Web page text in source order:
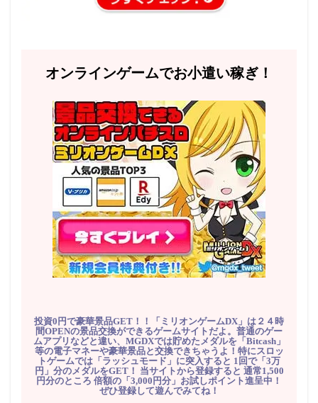
オンラインゲームでお小遣い稼ぎ！
投資0円で豪華景品GET！！「ミリオンゲームDX」は２４時
間OPENの景品交換ができるゲームサイトだよ。普通のゲー
ムアプリなどと違い、MGDXでは貯めたメダルを「Bitcash」
等の電子マネーや豪華景品と交換できちゃうよ！特にスロッ
トゲームでは「ラッシュモード」に突入すると 1回で「3万
円」分のメダルをGET！ 当サイトから登録すると 通常1,500
円分のところ 倍額の「3,000円分」お試しポイント進呈中！
ぜひ登録して遊んでみてね！